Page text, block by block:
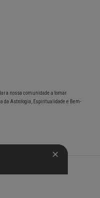
a nossa comunidade a tomar
da Astrologia, Espiritualidade e Bem-